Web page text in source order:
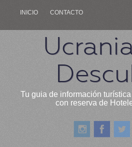
INICIO CONTACTO
Tu guia de información
con reserva de